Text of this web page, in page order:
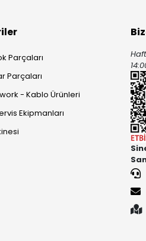
Parçaları
Parçaları
- Kablo Ürünleri
Ekipmanları